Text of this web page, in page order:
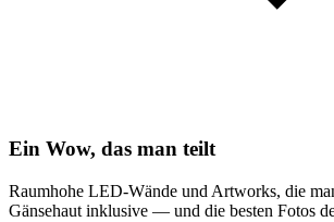
Ein Wow, das man teilt
Raumhohe LED-Wände und Artworks, die
Gänsehaut inklusive — und die besten Fotos